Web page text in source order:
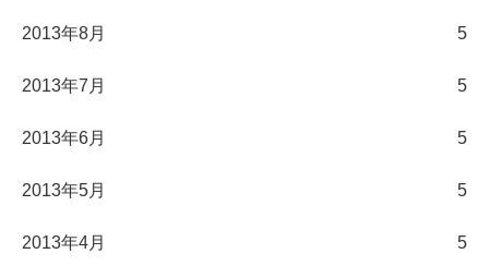
2013年8月 5
2013年7月 5
2013年6月 5
2013年5月 5
2013年4月 5